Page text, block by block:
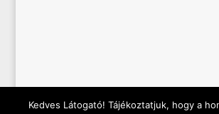
Kedves Látogató! Tájékoztatjuk, hogy a